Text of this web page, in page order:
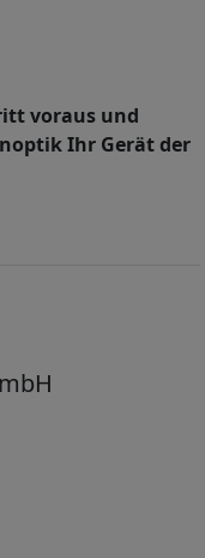
voraus und
Ihr Gerät der